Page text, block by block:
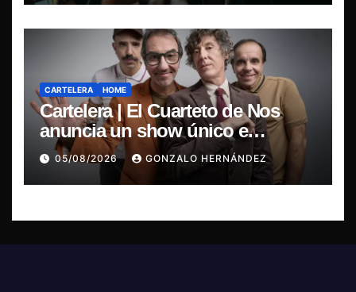
CARTELERA HOME
Cartelera | El Cuarteto de Nos
anuncia un show único e
irrepetible en el Movistar Arena
05/08/2026 GONZALO HERNÁNDEZ